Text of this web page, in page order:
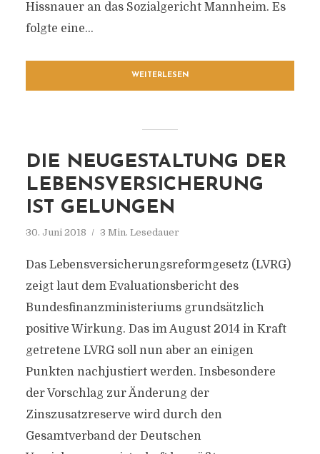
Hissnauer an das Sozialgericht Mannheim. Es
folgte eine...
WEITERLESEN
DIE NEUGESTALTUNG DER
LEBENSVERSICHERUNG
IST GELUNGEN
30. Juni 2018 3 Min. Lesedauer
Das Lebensversicherungsreformgesetz (LVRG)
zeigt laut dem Evaluationsbericht des
Bundesfinanzministeriums grundsätzlich
positive Wirkung. Das im August 2014 in Kraft
getretene LVRG soll nun aber an einigen
Punkten nachjustiert werden. Insbesondere
der Vorschlag zur Änderung der
Zinszusatzreserve wird durch den
Gesamtverband der Deutschen